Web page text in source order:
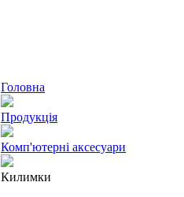
Головна
Продукцiя
Комп'ютерні аксесуари
Килимки